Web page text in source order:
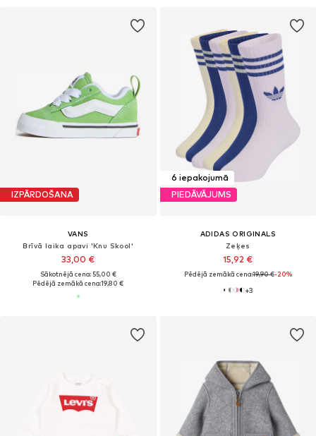
IZPĀRDOŠANA
VANS
Brīvā laika apavi 'Knu Skool'
33,00 €
Sākotnējā cena: 55,00 €
Pēdējā zemākā cena:19,80 €
6 iepakojumā
PIEDĀVĀJUMS
ADIDAS ORIGINALS
Zeķes
15,92 €
Pēdējā zemākā cena:19,90 €-20%
+3